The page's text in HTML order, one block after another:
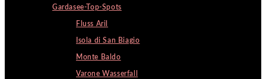
Gardasee-Top-Spots
Fluss Aril
Isola di San Biagio
Monte Baldo
Varone Wasserfall